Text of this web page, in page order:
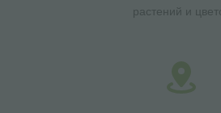
растений и